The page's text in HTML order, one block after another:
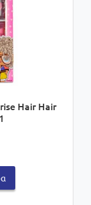
Hair Hair